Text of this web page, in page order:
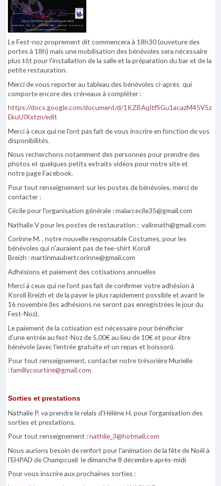
Le Fest-noz proprement dit commencera à 18h30 (ouveture des
portes à 18h) mais une mobilisation des bénévoles sera nécessaire
plus tôt pour l'installation de la salle et la préparation du bar et de la
petite restauration.
Merci de vous reporter au tableau des bénévoles ci-après qui
comporte encore des créneaux à compléter :
https://docs.google.com/document/d/1KZBAqItfSGu1acazM45V5z
EkuUIXxtzn/edit
Merci à ceux qui ne l'ont pas fait de vous inscrire en fonction de vos
disponibilités.
Nous recherchons notamment des personnes pour prendre des
photos et quelques petits extraits vidéos pour notre site et
notre page Facebook.
Pour tout renseignement sur les postes de bénévoles, merci de
contacter :
Cécile pour l'organisation générale : malarcecile35@gmail.com
Nathalie V pour les postes de restauration : valinnath@gmail.com
Corinne M. , notre nouvelle responsable Costumes, pour les
bénévoles qui n'auraient pas de tee-shirt Koroll
Breizh : martinmaubertcorinne@gmail.com
Adhésions et paiement des cotisations annuelles
Merci à ceux qui ne l'ont pas fait de confirmer votre adhésion à
Koroll Breizh et de la payer le plus rapidement possible et avant le
16 novembre (les adhésions ne seront pas enregistrées le jour du
Fest-Noz).
Le paiement de la cotisation est nécessaire pour bénéficier
d'une entrée au fest-Noz de 5,00€ au lieu de 10€ et pour être
bénévole (avec l'entrée gratuite et un repas et boisson).
Pour tout renseignement, contacter notre trésorière Murielle
:famillycourtine@gmail.com
Sorties et prestations
Nathalie P. va prendre le relais d'Hélène H. pour l'organisation des
sorties et prestations.
Pour tout renseignement :nathlie_3@hotmail.com
Nous aurions besoin de renfort pour l'animation de la fête de Noêl à
l'EHPAD de Champcueil le dimanche 8 décembre après-midi
Pour vous inscrire aux prochaines sorties :